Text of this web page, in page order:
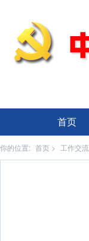
首页
你的位置: 首页 > 工作交流